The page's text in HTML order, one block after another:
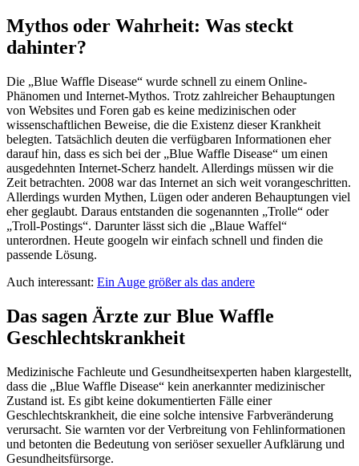
Mythos oder Wahrheit: Was steckt
dahinter?
Die „Blue Waffle Disease“ wurde schnell zu einem Online-
Phänomen und Internet-Mythos. Trotz zahlreicher Behauptungen
von Websites und Foren gab es keine medizinischen oder
wissenschaftlichen Beweise, die die Existenz dieser Krankheit
belegten. Tatsächlich deuten die verfügbaren Informationen eher
darauf hin, dass es sich bei der „Blue Waffle Disease“ um einen
ausgedehnten Internet-Scherz handelt. Allerdings müssen wir die
Zeit betrachten. 2008 war das Internet an sich weit vorangeschritten.
Allerdings wurden Mythen, Lügen oder anderen Behauptungen viel
eher geglaubt. Daraus entstanden die sogenannten „Trolle“ oder
„Troll-Postings“. Darunter lässt sich die „Blaue Waffel“
unterordnen. Heute googeln wir einfach schnell und finden die
passende Lösung.
Auch interessant: Ein Auge größer als das andere
Das sagen Ärzte zur Blue Waffle
Geschlechtskrankheit
Medizinische Fachleute und Gesundheitsexperten haben klargestellt,
dass die „Blue Waffle Disease“ kein anerkannter medizinischer
Zustand ist. Es gibt keine dokumentierten Fälle einer
Geschlechtskrankheit, die eine solche intensive Farbveränderung
verursacht. Sie warnten vor der Verbreitung von Fehlinformationen
und betonten die Bedeutung von seriöser sexueller Aufklärung und
Gesundheitsfürsorge.